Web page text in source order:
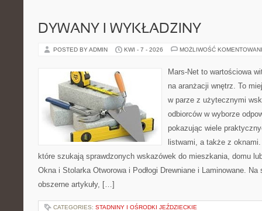
DYWANY I WYKŁADZINY
POSTED BY ADMIN KWI - 7 - 2026 MOŻLIWOŚĆ
Mars-Net to wartościowa
na aranżacji wnętrz. To
w parze z użytecznymi
odbiorców w wyborze
pokazując wiele
listwami, a także z
które szukają sprawdzonych wskazówek do mieszkania, domu
Okna i Stolarka Otworowa i Podłogi Drewniane i Laminowane.
obszerne artykuły, […]
CATEGORIES: STADNINY I OŚRODKI JEŹDZIECKIE